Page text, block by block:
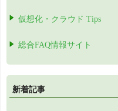
仮想化・クラウド Tips
総合FAQ情報サイト
新着記事